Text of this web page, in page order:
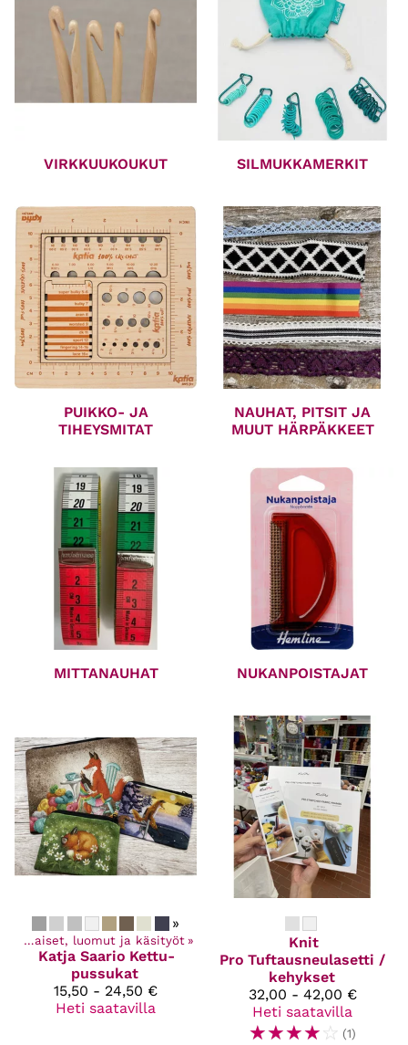
VIRKKUUKOUKUT SILMUKKAMERKIT
PUIKKO- JA
TIHEYSMITAT
NAUHAT, PITSIT JA
MUUT HÄRPÄKKEET
MITTANAUHAT NUKANPOISTAJAT
»
Kotimaiset, luomut ja käsityöt ‪»
Katja Saario Kettu-
pussukat
15,50 - 24,50 €
Heti saatavilla
Knit
Pro Tuftausneulasetti /
kehykset
32,00 - 42,00 €
Heti saatavilla
☆☆☆☆☆ (1)